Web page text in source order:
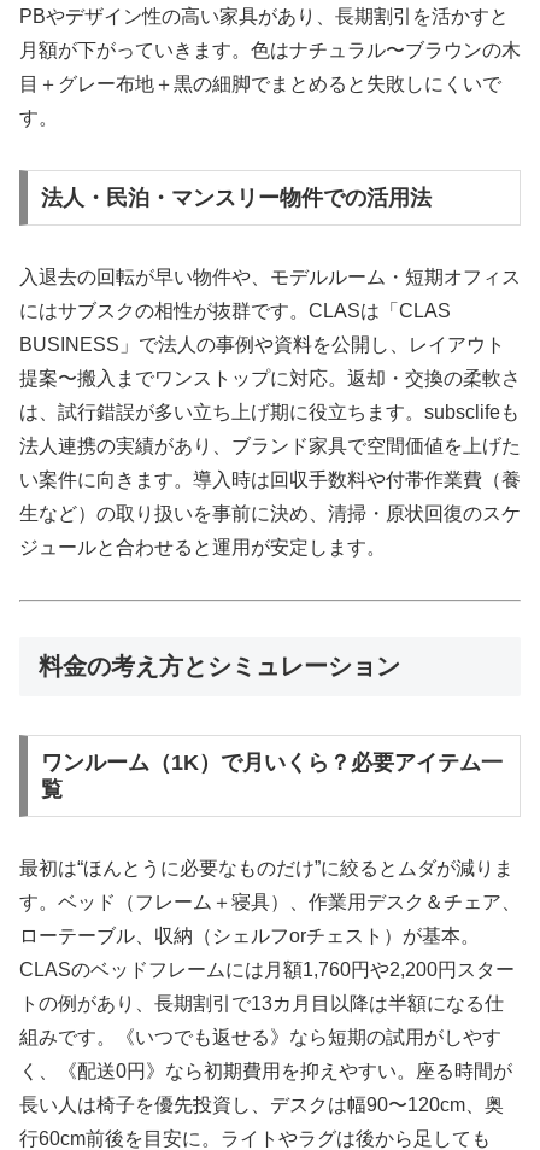
PBやデザイン性の高い家具があり、長期割引を活かすと
月額が下がっていきます。色はナチュラル〜ブラウンの木
目＋グレー布地＋黒の細脚でまとめると失敗しにくいで
す。
法人・民泊・マンスリー物件での活用法
入退去の回転が早い物件や、モデルルーム・短期オフィス
にはサブスクの相性が抜群です。CLASは「CLAS
BUSINESS」で法人の事例や資料を公開し、レイアウト
提案〜搬入までワンストップに対応。返却・交換の柔軟さ
は、試行錯誤が多い立ち上げ期に役立ちます。subsclifeも
法人連携の実績があり、ブランド家具で空間価値を上げた
い案件に向きます。導入時は回収手数料や付帯作業費（養
生など）の取り扱いを事前に決め、清掃・原状回復のスケ
ジュールと合わせると運用が安定します。
料金の考え方とシミュレーション
ワンルーム（1K）で月いくら？必要アイテム一
覧
最初は“ほんとうに必要なものだけ”に絞るとムダが減りま
す。ベッド（フレーム＋寝具）、作業用デスク＆チェア、
ローテーブル、収納（シェルフorチェスト）が基本。
CLASのベッドフレームには月額1,760円や2,200円スター
トの例があり、長期割引で13カ月目以降は半額になる仕
組みです。《いつでも返せる》なら短期の試用がしやす
く、《配送0円》なら初期費用を抑えやすい。座る時間が
長い人は椅子を優先投資し、デスクは幅90〜120cm、奥
行60cm前後を目安に。ライトやラグは後から足しても